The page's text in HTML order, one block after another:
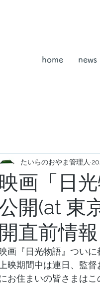
home news
映画「日
開(at 東
開直前情
たいらのおやま管理人
画『日光物語』ついに
上映期間中は連日、監
お住まいの皆さまはこ